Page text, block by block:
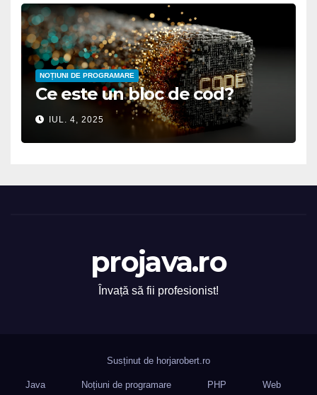
NOȚIUNI DE PROGRAMARE
Ce este un bloc de cod?
IUL. 4, 2025
projava.ro
Învață să fii profesionist!
Susținut de horjarobert.ro
Java Noțiuni de programare PHP Web